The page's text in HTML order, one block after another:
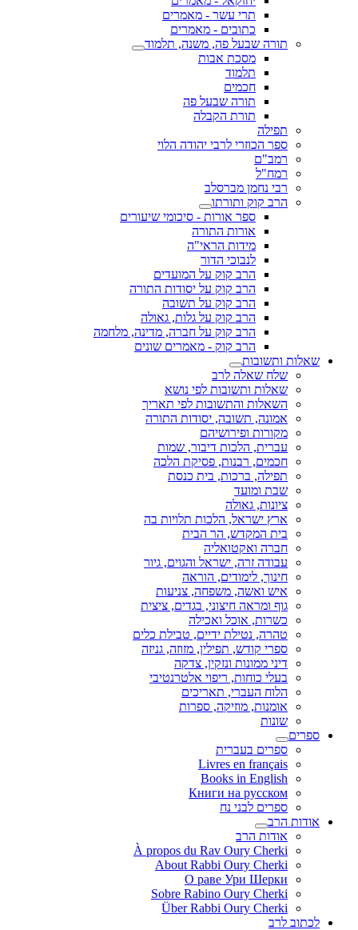
תרי עשר - מאמרים
כתובים - מאמרים
תורה שבעל פה, משנה, תלמוד
מסכת אבות
תלמוד
חכמים
תורה שבעל פה
תורת הקבלה
תפילה
ספר הכוזרי לרבי יהודה הלוי
רמב"ם
רמח"ל
רבי נחמן מברסלב
הרב קוק ותורתו
ספר אורות - סיכומי שיעורים
אורות התורה
מידות הראי"ה
לנבוכי הדור
הרב קוק על המועדים
הרב קוק על יסודות התורה
הרב קוק על תשובה
הרב קוק על גלות, גאולה
הרב קוק על חברה, מדינה, מלחמה
הרב קוק - מאמרים שונים
שאלות ותשובות
שלח שאלה לרב
שאלות ותשובות לפי נושא
השאלות והתשובות לפי תאריך
אמונה, תשובה, יסודות התורה
מקורות ופירושיהם
עברית, הלכות דיבור, שמות
חכמים, רבנות, פסיקת הלכה
תפילה, ברכות, בית כנסת
שבת ומועד
ציונות, גאולה
ארץ ישראל, הלכות תלויות בה
בית המקדש, הר הבית
חברה ואקטואליה
עבודה זרה, ישראל והגוים, גיור
חינוך, לימודים, הוראה
איש ואשה, משפחה, צניעות
גוף ומראה חיצוני, בגדים, ציצית
כשרות, אוכל ואכילה
טהרה, נטילת ידיים, טבילת כלים
ספרי קודש, תפילין, מזוזה, גניזה
דיני ממונות ונזקין, צדקה
בעלי כוחות, ריפוי אלטרנטיבי
הלוח העברי, תאריכים
אומנות, מוזיקה, ספרות
שונות
ספרים
ספרים בעברית
Livres en français
Books in English
Книги на русском
ספרים לבני נח
אודות הרב
אודות הרב
À propos du Rav Oury Cherki
About Rabbi Oury Cherki
О раве Ури Шерки
Sobre Rabino Oury Cherki
Über Rabbi Oury Cherki
לכתוב לרב